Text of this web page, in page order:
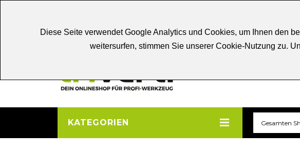
Diese Seite verwendet Google Analytics und Cookies, um Ihnen den
weitersurfen, stimmen Sie unserer Cookie-Nutzung zu.
KATEGORIEN